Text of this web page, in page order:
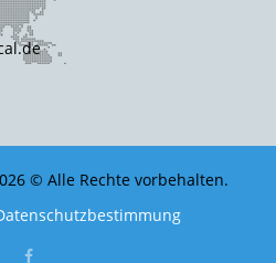
© Alle Rechte vorbehalten.